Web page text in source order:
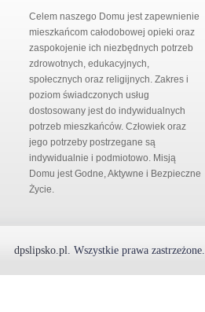
Celem naszego Domu jest zapewnienie
mieszkańcom całodobowej opieki oraz
zaspokojenie ich niezbędnych potrzeb
zdrowotnych, edukacyjnych,
społecznych oraz religijnych. Zakres i
poziom świadczonych usług
dostosowany jest do indywidualnych
potrzeb mieszkańców. Człowiek oraz
jego potrzeby postrzegane są
indywidualnie i podmiotowo. Misją
Domu jest Godne, Aktywne i Bezpieczne
Życie.
dpslipsko.pl. Wszystkie prawa zastrzeżone.